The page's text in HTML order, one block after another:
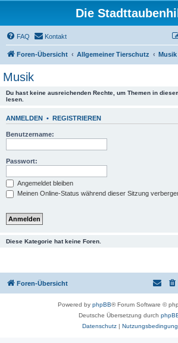
Die
FAQ Kontakt
Foren-Übersicht Allgemeiner Tierschutz Musik
Musik
Du hast keine ausreichenden Rechte, um Themen in
lesen.
ANMELDEN • REGISTRIEREN
Benutzername:
Passwort:
Angemeldet bleiben
Meinen Online-Status während dieser Sitzung
Diese Kategorie hat keine Foren.
Foren-Übersicht
Powered by phpBB® Forum Software ©
Deutsche Übersetzung durch
Datenschutz|